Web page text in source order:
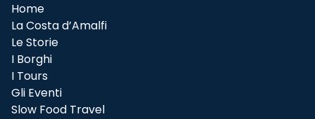
Home
La Costa d’Amalfi
Le Storie
I Borghi
I Tours
Gli Eventi
Slow Food Travel